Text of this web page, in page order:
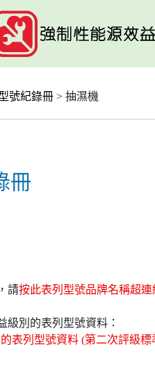
號紀錄冊 > 抽濕機
冊
請按此表列型號品牌名稱超連
級別的表列型號資料：
表列型號資料 (第二次評級標